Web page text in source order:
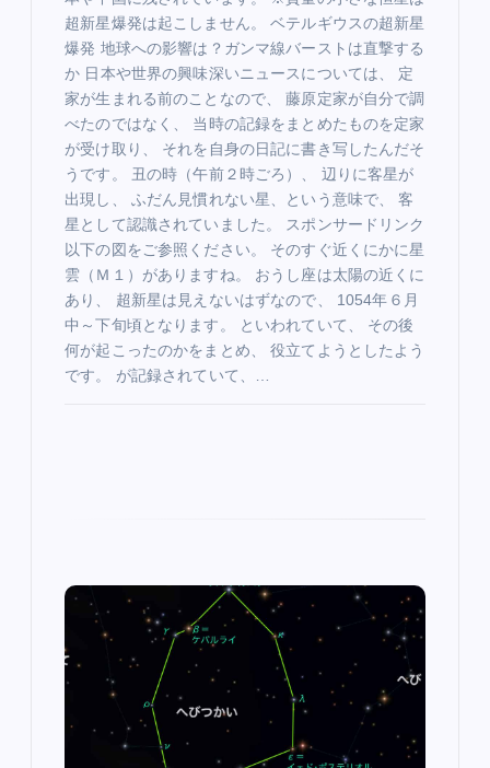
超新星爆発は起こしません。 ベテルギウスの超新星
爆発 地球への影響は？ガンマ線バーストは直撃する
か 日本や世界の興味深いニュースについては、 定
家が生まれる前のことなので、 藤原定家が自分で調
べたのではなく、 当時の記録をまとめたものを定家
が受け取り、 それを自身の日記に書き写したんだそ
うです。 丑の時（午前２時ごろ）、 辺りに客星が
出現し、 ふだん見慣れない星、という意味で、 客
星として認識されていました。 スポンサードリンク
以下の図をご参照ください。 そのすぐ近くにかに星
雲（Ｍ１）がありますね。 おうし座は太陽の近くに
あり、 超新星は見えないはずなので、 1054年６月
中～下旬頃となります。 といわれていて、 その後
何が起こったのかをまとめ、 役立てようとしたよう
です。 が記録されていて、…